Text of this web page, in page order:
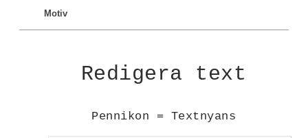
Motiv
Redigera text
Pennikon = Textnyans